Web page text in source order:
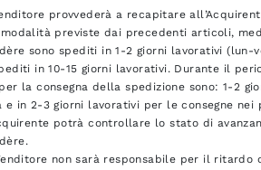
provvederà a recapitare
previste dai precedenti articoli,
sono spediti in 1-2 giorni lavorativi
in 10-15 giorni lavorativi. Durante il
la consegna della spedizione sono: 1-2
e in 2-3 giorni lavorativi per le consegne nei
potrà controllare lo stato di
non sarà responsabile per il ritardo